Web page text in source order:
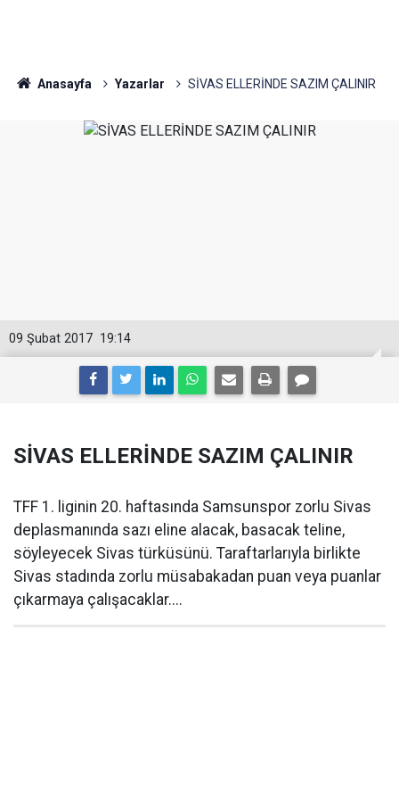
Anasayfa Yazarlar SİVAS ELLERİNDE SAZIM ÇALINIR
19:14
09 Şubat 2017
SİVAS ELLERİNDE SAZIM ÇALINIR
TFF 1. liginin 20. haftasında Samsunspor zorlu Sivas
deplasmanında sazı eline alacak, basacak teline,
söyleyecek Sivas türküsünü. Taraftarlarıyla birlikte
Sivas stadında zorlu müsabakadan puan veya puanlar
çıkarmaya çalışacaklar....